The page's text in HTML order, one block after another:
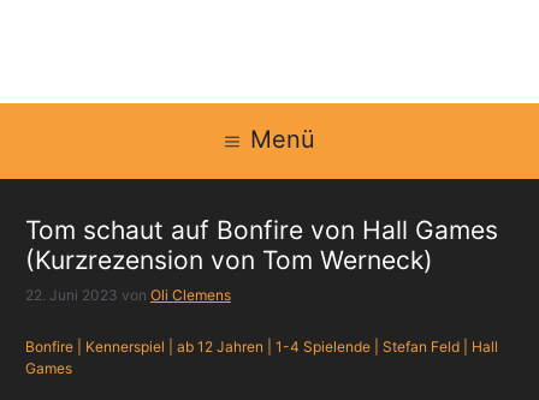
Menü
Tom schaut auf Bonfire von Hall Games
(Kurzrezension von Tom Werneck)
22. Juni 2023 von Oli Clemens
Bonfire | Kennerspiel | ab 12 Jahren | 1-4 Spielende | Stefan Feld | Hall
Games